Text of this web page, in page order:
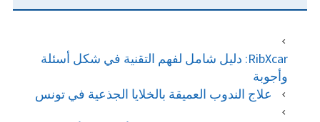
RibXcar: دليل شامل لفهم التقنية في شكل أسئلة
وأجوبة
علاج الندوب العميقة بالخلايا الجذعية في تونس